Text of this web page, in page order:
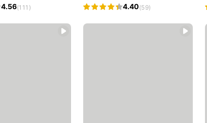
4.56(111) 4.40(59)